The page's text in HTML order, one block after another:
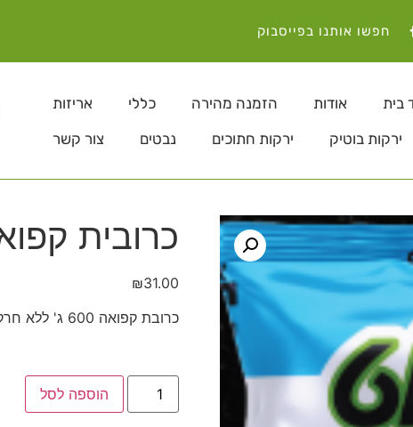
חפשו אותנו בפייסבוק
בית אודות הזמנה מהירה כללי
אריזות
ירקות בוטיק
ירקות חתוכים נבטים צור קשר
כרובית
₪31.00
כרובת קפואה 600 ג' ללא חרקים
הוספה לסל